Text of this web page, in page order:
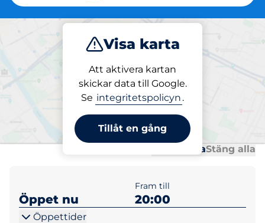
Visa karta
Att aktivera kartan
skickar data till Google.
Se integritetspolicyn .
Tillåt en gång
Parkera
Parkering på plats
Cityarkaden, Nyköping
Öppna allaStäng alla
Öppet nu
Fram till
20:00
Öppettider